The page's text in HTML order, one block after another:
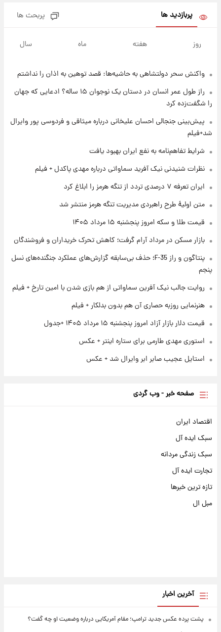
شاهین، کوییک، اطلس، سهند و ساینا با اقساط
۱ روز پیش
قیمت سکه و طلا فردا
۱ روز پیش
۱ روز پیش
فال روزانه واقعی پنجشنبه ۱۵ مرداد ۱۴۰۵
۱ روز پیش
پربازدید ها پربحث ها
روز هفته ماه سال
واکنش سحر دولتشاهی به حاشیه‌ها: قصد توهین به اذان را نداشتم
راز طول عمر انسان در دستان یک نوجوان ۱۵ ساله؟ ادعایی که جهان
را شگفت‌زده کرد
پیش‌بینی جنجالی احسان علیخانی درباره میثاقی و فردوسی پور وایرال
شد+فیلم
شرایط تفاهم‌نامه به نفع ایران بهبود یافت
نظرات شنیدنی نیک آفرید سماواتی درباره مهدی پاکدل + فیلم
ایران تعرفه ۷ درصدی تردد از تنگه هرمز را ابلاغ کرد
متن اولیۀ طرح راهبردی مدیریت تنگه هرمز منتشر شد
قیمت طلا و سکه امروز پنجشنبه ۱۵ مرداد ۱۴۰۵
بازار مسکن در مرداد آرام گرفت؛ کاهش تحرک خریداران و فروشندگان
پنتاگون و راز F-35؛ حذف بی‌سابقه گزارش‌های عملکرد جنگنده‌های نسل
پنجم
روایت جالب نیک آفرین سماواتی از هم بازی شدن با امین تارخ + فیلم
هنرنمایی روزبه حصاری آن هم بدون بدلکار + فیلم
قیمت دلار بازار آزاد امروز پنجشنبه ۱۵ مرداد ۱۴۰۵ +جدول
استوری مهدی طارمی برای ستاره اینتر + عکس
استایل عجیب صابر ابر وایرال شد + عکس
صفحه خبر - وب گردی
اقتصاد ایران
سبک ایده آل
سبک زندگی مردانه
تجارت ایده آل
تازه ترین خبرها
مبل ال
آخرین اخبار
پشت پرده عکس جدید ترامپ؛ مقام آمریکایی درباره وضعیت او چه گفت؟